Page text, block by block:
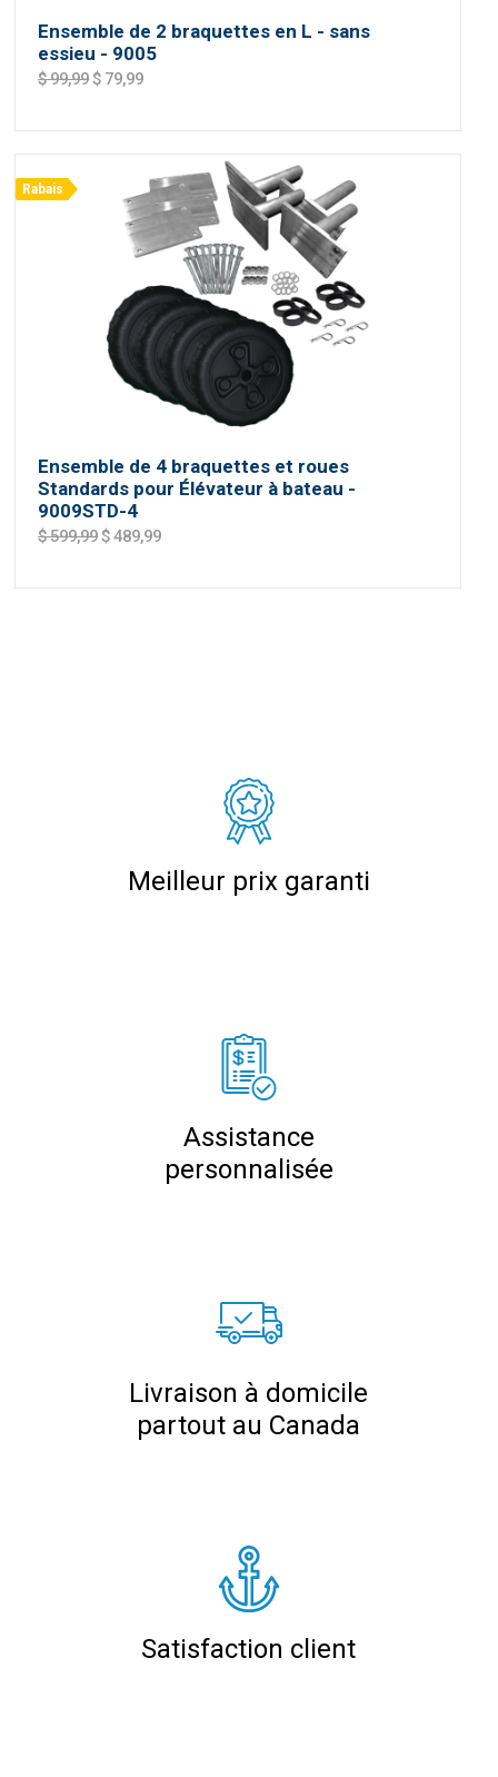
Ensemble de 2 braquettes en L - sans
essieu - 9005
$ 99,99$ 79,99
Rabais
Ensemble de 4 braquettes et roues
Standards pour Élévateur à bateau -
9009STD-4
$ 599,99$ 489,99
Meilleur prix garanti
Assistance
personnalisée
Livraison à domicile
partout au Canada
Satisfaction client